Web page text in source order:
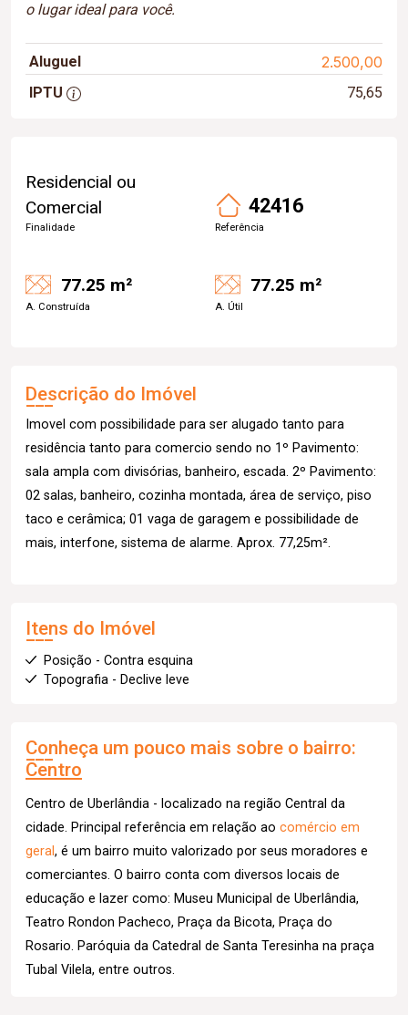
o lugar ideal para você.
Aluguel 2.500,00
IPTU 75,65
Residencial ou
Comercial
Finalidade
42416
Referência
77.25 m²
A. Construída
77.25 m²
A. Útil
Descrição do Imóvel
Imovel com possibilidade para ser alugado tanto para
residência tanto para comercio sendo no 1º Pavimento:
sala ampla com divisórias, banheiro, escada. 2º Pavimento:
02 salas, banheiro, cozinha montada, área de serviço, piso
taco e cerâmica; 01 vaga de garagem e possibilidade de
mais, interfone, sistema de alarme. Aprox. 77,25m².
Itens do Imóvel
Posição - Contra esquina
Topografia - Declive leve
Conheça um pouco mais sobre o bairro:
Centro
Centro de Uberlândia - localizado na região Central da
cidade. Principal referência em relação ao comércio em
geral, é um bairro muito valorizado por seus moradores e
comerciantes. O bairro conta com diversos locais de
educação e lazer como: Museu Municipal de Uberlândia,
Teatro Rondon Pacheco, Praça da Bicota, Praça do
Rosario. Paróquia da Catedral de Santa Teresinha na praça
Tubal Vilela, entre outros.